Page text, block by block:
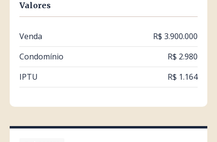
Valores
Venda
R$ 3.900.000
Condomínio
R$ 2.980
IPTU
R$ 1.164